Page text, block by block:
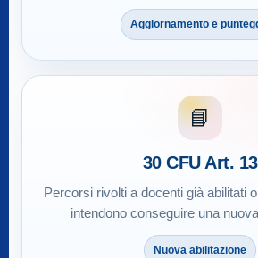
Aggiornamento e
📘
30 CFU Art. 13
Percorsi rivolti a docenti già abilitati
intendono conseguire una
Nuova abilitazione